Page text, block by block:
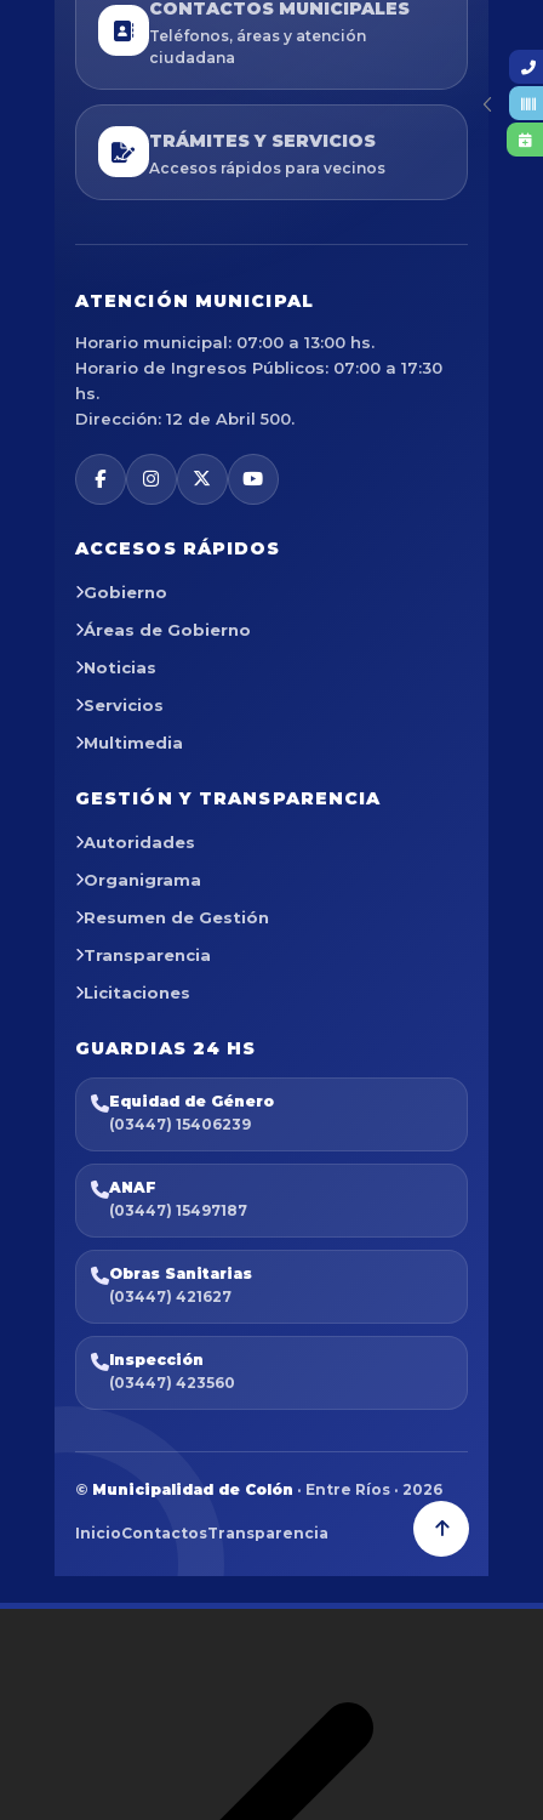
CONTACTOS MUNICIPALES
Teléfonos, áreas y atención
ciudadana
TRÁMITES Y SERVICIOS
Accesos rápidos para vecinos
ATENCIÓN MUNICIPAL
Horario municipal: 07:00 a 13:00 hs.
Horario de Ingresos Públicos: 07:00 a 17:30
hs.
Dirección: 12 de Abril 500.
ACCESOS RÁPIDOS
Gobierno
Áreas de Gobierno
Noticias
Servicios
Multimedia
GESTIÓN Y TRANSPARENCIA
Autoridades
Organigrama
Resumen de Gestión
Transparencia
Licitaciones
GUARDIAS 24 HS
Equidad de Género
(03447) 15406239
ANAF
(03447) 15497187
Obras Sanitarias
(03447) 421627
Inspección
(03447) 423560
© Municipalidad de Colón · Entre Ríos · 2026
InicioContactosTransparencia